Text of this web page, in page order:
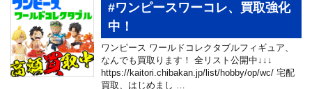
#ワンピースワーコレ、買取強化
中！
ワンピース ワールドコレクタブルフィギュア、
なんでも買取ります！ 全リスト公開中↓↓↓
https://kaitori.chibakan.jp/list/hobby/op/wc/ 宅配
買取、はじめまし …